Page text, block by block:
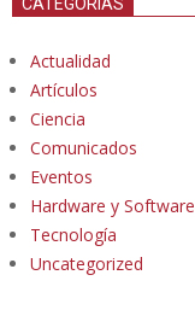
Actualidad
Artículos
Ciencia
Comunicados
Eventos
Hardware y Software
Tecnología
Uncategorized